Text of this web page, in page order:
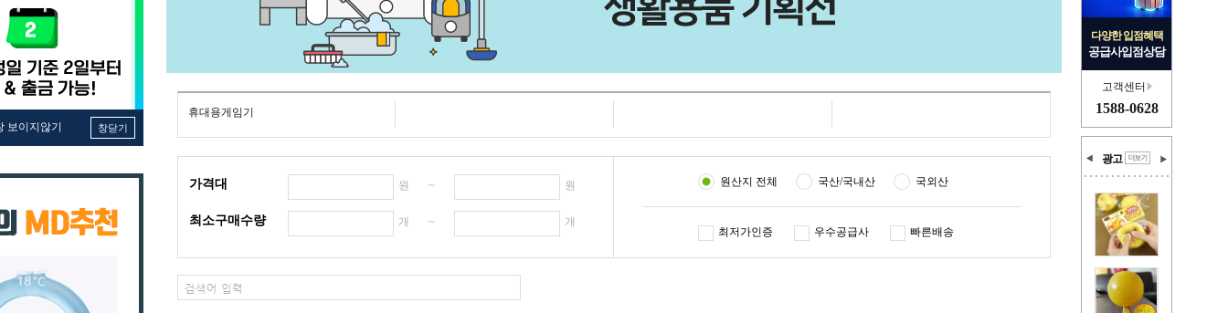
보이지않기 창닫기
다양한 입점혜택
공급사입점상담
고객센터
1588-0628
광고
휴대용게임기
가격대 원 ~ 원
최소구매수량 개 ~ 개
원산지 전체 국산/국내산 국외산
최저가인증 우수공급사 빠른배송